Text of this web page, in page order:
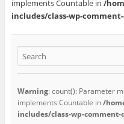
implements Countable in /
includes/class-wp-
Warning: count(): Parameter
implements Countable in/
includes/class-wp-comment-